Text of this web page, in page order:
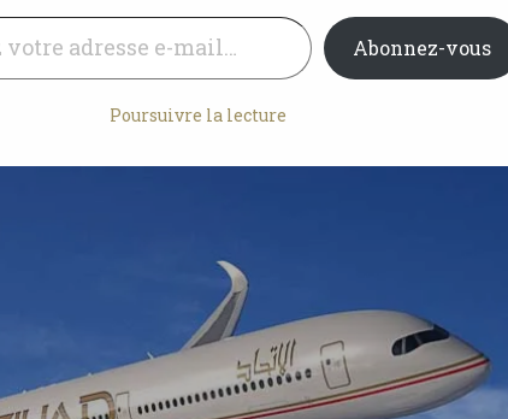
26 Comments
Abonnez-vous
Poursuivre la lecture